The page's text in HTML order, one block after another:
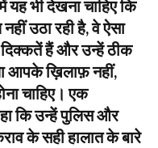
यह भी देखना चाहिए कि
उठा रही है, वे ऐसा
हैं और उन्हें ठीक
आपके ख़िलाफ़ नहीं,
चाहिए। एक
कि उन्हें पुलिस और
के सही हालात के बारे